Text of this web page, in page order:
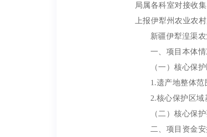
局属各科室对接收
上报伊犁州农业农
新疆伊犁湟渠
一、项目本体
（一）核心保
1.遗产地整体范
2.核心保护区域
（二）核心保
二、项目资金